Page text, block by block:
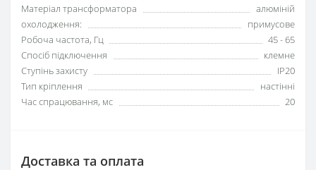
Матеріал трансформатора
алюміній
охолодження:
примусове
Робоча частота, Гц
45 - 65
Спосіб підключення
клемне
Ступінь захисту
IP20
Тип кріплення
настінні
Час спрацювання, мс
20
Доставка та оплата